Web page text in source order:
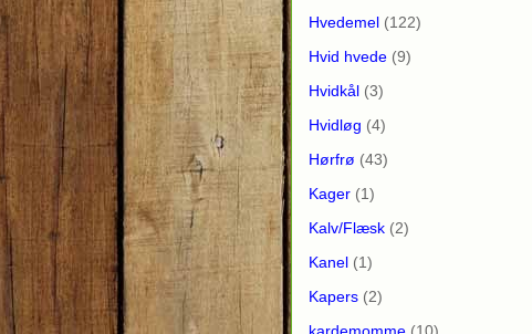
Hvedemel (122)
Hvid hvede (9)
Hvidkål (3)
Hvidløg (4)
Hørfrø (43)
Kager (1)
Kalv/Flæsk (2)
Kanel (1)
Kapers (2)
kardemomme (10)